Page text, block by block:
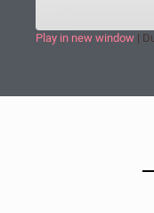
Play in new window|